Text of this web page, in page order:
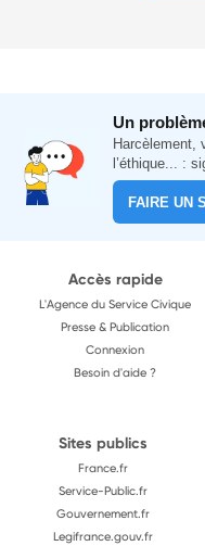
Un
Harcèlement,
l’éthique... :
FAIRE UN
Accès rapide
L'Agence du Service Civique
Presse & Publication
Connexion
Besoin d'aide ?
Sites publics
France.fr
Service-Public.fr
Gouvernement.fr
Legifrance.gouv.fr